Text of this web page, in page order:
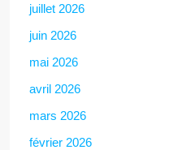
juillet 2026
juin 2026
mai 2026
avril 2026
mars 2026
février 2026